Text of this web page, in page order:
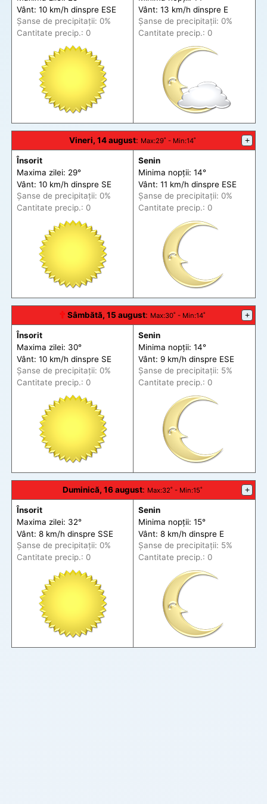
Vânt: 10 km/h dinspre ESE
Șanse de precipitații: 0%
Cantitate precip.: 0
Vânt: 13 km/h dinspre E
Șanse de precipitații: 0%
Cantitate precip.: 0
Vineri, 14 august: Max:29˚ - Min:14˚ +
Însorit
Maxima zilei: 29°
Vânt: 10 km/h dinspre SE
Șanse de precipitații: 0%
Cantitate precip.: 0
Senin
Minima nopții: 14°
Vânt: 11 km/h dinspre ESE
Șanse de precipitații: 0%
Cantitate precip.: 0
🕆 Sâmbătă, 15 august: Max:30˚ - Min:14˚ +
Însorit
Maxima zilei: 30°
Vânt: 10 km/h dinspre SE
Șanse de precipitații: 0%
Cantitate precip.: 0
Senin
Minima nopții: 14°
Vânt: 9 km/h dinspre ESE
Șanse de precipitații: 5%
Cantitate precip.: 0
Duminică, 16 august: Max:32˚ - Min:15˚ +
Însorit
Maxima zilei: 32°
Vânt: 8 km/h dinspre SSE
Șanse de precipitații: 0%
Cantitate precip.: 0
Senin
Minima nopții: 15°
Vânt: 8 km/h dinspre E
Șanse de precipitații: 5%
Cantitate precip.: 0